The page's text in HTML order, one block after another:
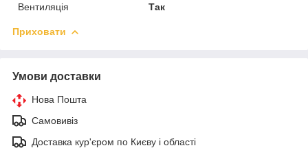
Вентиляція
Так
Приховати
Умови доставки
Нова Пошта
Самовивіз
Доставка кур'єром по Києву і області